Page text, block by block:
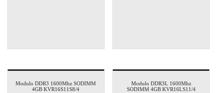
Modulo DDR3 1600Mhz SODIMM
4GB KVR16S11S8/4
Modulo DDR3L 1600Mhz
SODIMM 4GB KVR16LS11/4